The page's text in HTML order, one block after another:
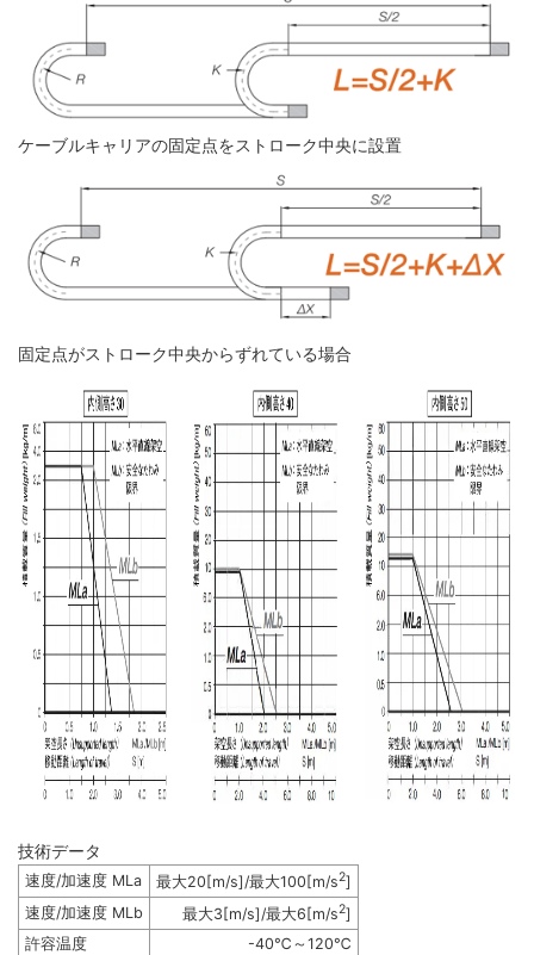
ケーブルキャリアの固定点をストローク中央に設置
固定点がストローク中央からずれている場合
技術データ
速度/加速度 MLa 最大20[m/s]/最大100[m/s2]
速度/加速度 MLb
最大3[m/s]/最大6[m/s2]
許容温度
-40℃～120℃